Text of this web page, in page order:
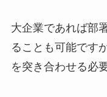
大企業であれば部
ることも可能です
を突き合わせる必